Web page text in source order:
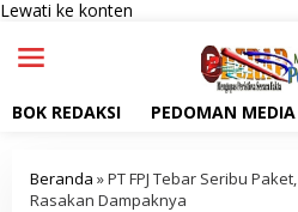
Lewati ke konten
BOK REDAKSI PEDOMAN MEDIA
Beranda »PT FPJ Tebar Seribu
Rasakan Dampaknya